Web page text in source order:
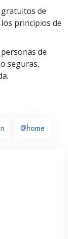
de
principios de
de
seguras,
@home